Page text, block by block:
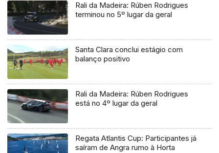
Rali da Madeira: Rúben Rodrigues
terminou no 5º lugar da geral
Santa Clara conclui estágio com
balanço positivo
Rali da Madeira: Rúben Rodrigues
está no 4º lugar da geral
Regata Atlantis Cup: Participantes já
saíram de Angra rumo à Horta